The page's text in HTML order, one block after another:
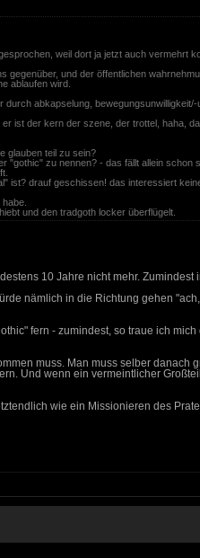
weil dort ja jetzt auch vermehrt
und der öffentlichen
ablaufen wird.
abkapselung,
ist der kern der szene, der trottel, haha,
glauben teil zu sein?
zu nennen? - das fällt allein
ist? drauf geschissen! das interessiert
und den tradgoth locker überflügelt.
10 Jahre nicht mehr. Zumindest
nämlich in die Richtung gehen
fern - zumindest, so traue ich
muss. Man muss selber
Und wenn ein vermeintlicher
wie ein Missionieren des